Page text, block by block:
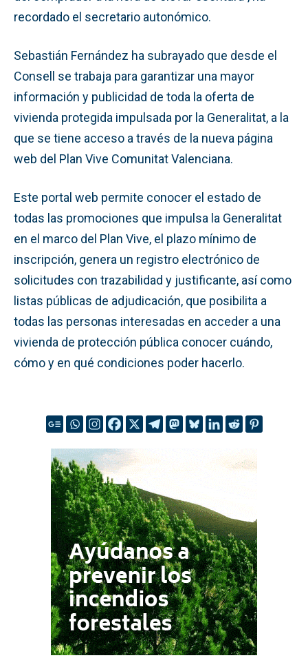
recordado el secretario autonómico.
Sebastián Fernández ha subrayado que desde el
Consell se trabaja para garantizar una mayor
información y publicidad de toda la oferta de
vivienda protegida impulsada por la Generalitat, a la
que se tiene acceso a través de la nueva página
web del Plan Vive Comunitat Valenciana.
Este portal web permite conocer el estado de
todas las promociones que impulsa la Generalitat
en el marco del Plan Vive, el plazo mínimo de
inscripción, genera un registro electrónico de
solicitudes con trazabilidad y justificante, así como
listas públicas de adjudicación, que posibilita a
todas las personas interesadas en acceder a una
vivienda de protección pública conocer cuándo,
cómo y en qué condiciones poder hacerlo.